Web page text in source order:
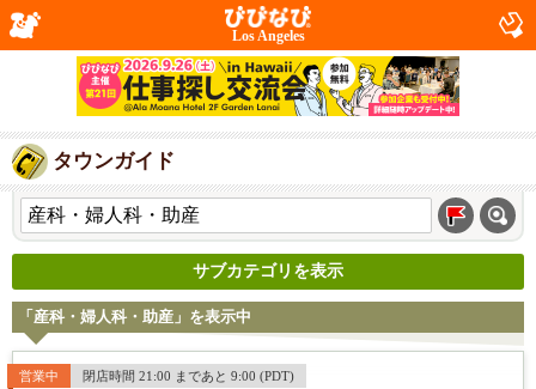
Los Angeles
タウンガイド
サブカテゴリを表示
「産科・婦人科・助産」を表示中
営業中 閉店時間 21:00 まであと 9:00 (PDT)